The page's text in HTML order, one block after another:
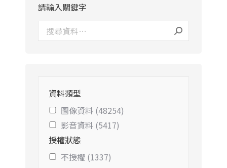
請輸入關鍵字
資料類型
圖像資料 (48254)
影音資料 (5417)
授權狀態
不授權 (1337)